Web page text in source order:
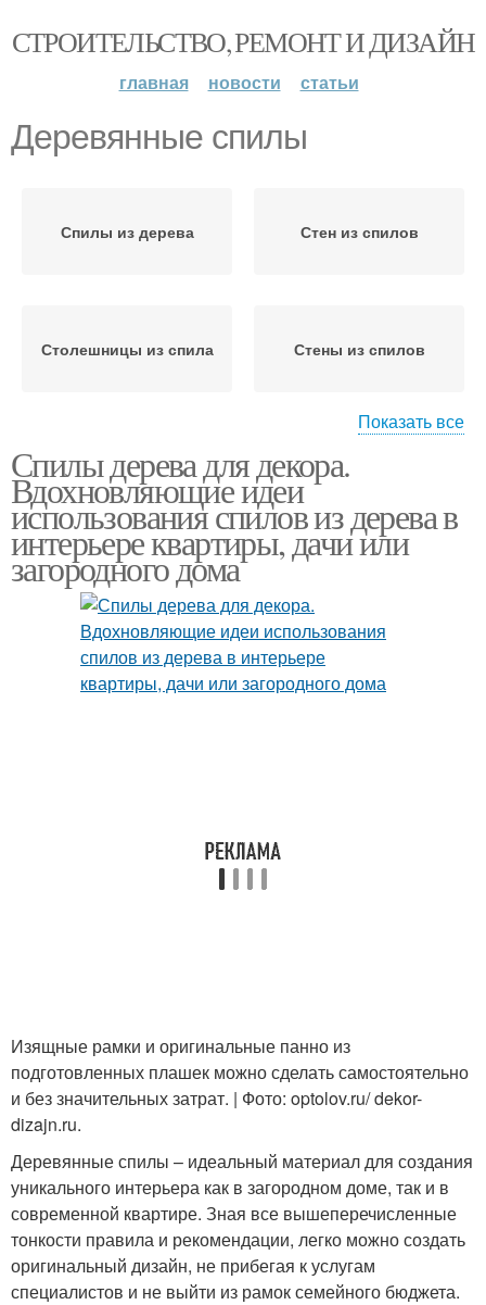
СТРОИТЕЛЬСТВО, РЕМОНТ И ДИЗАЙН
главная новости статьи
Деревянные спилы
Спилы из дерева Стен из спилов
Столешницы из спила Стены из спилов
досок
Спилы на стене
Декор из спилов
Показать все
Спилы дерева для декора.
Вдохновляющие идеи
использования спилов из дерева в
интерьере квартиры, дачи или
загородного дома
Изящные рамки и оригинальные панно из
подготовленных плашек можно сделать самостоятельно
и без значительных затрат. | Фото: optolov.ru/ dekor-
dizajn.ru.
Деревянные спилы – идеальный материал для создания
уникального интерьера как в загородном доме, так и в
современной квартире. Зная все вышеперечисленные
тонкости правила и рекомендации, легко можно создать
оригинальный дизайн, не прибегая к услугам
специалистов и не выйти из рамок семейного бюджета.